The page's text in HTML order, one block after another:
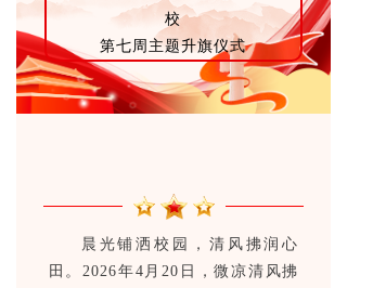
校
第七周主题升旗仪式
晨光铺洒校园，清风拂润心
田。2026年4月20日，微凉清风拂